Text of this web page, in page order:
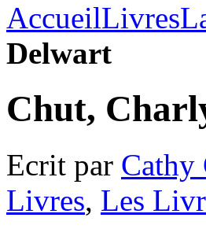
AccueilLivres
Delwart
Chut,
Ecrit par Cathy
Livres, Les